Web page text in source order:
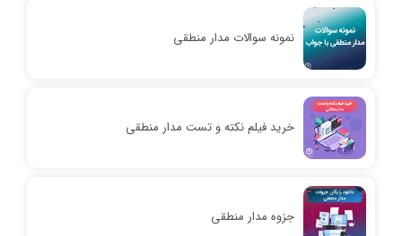
نمونه سوالات مدار منطقی
خرید فیلم نکته و تست مدار منطقی
جزوه مدار منطقی